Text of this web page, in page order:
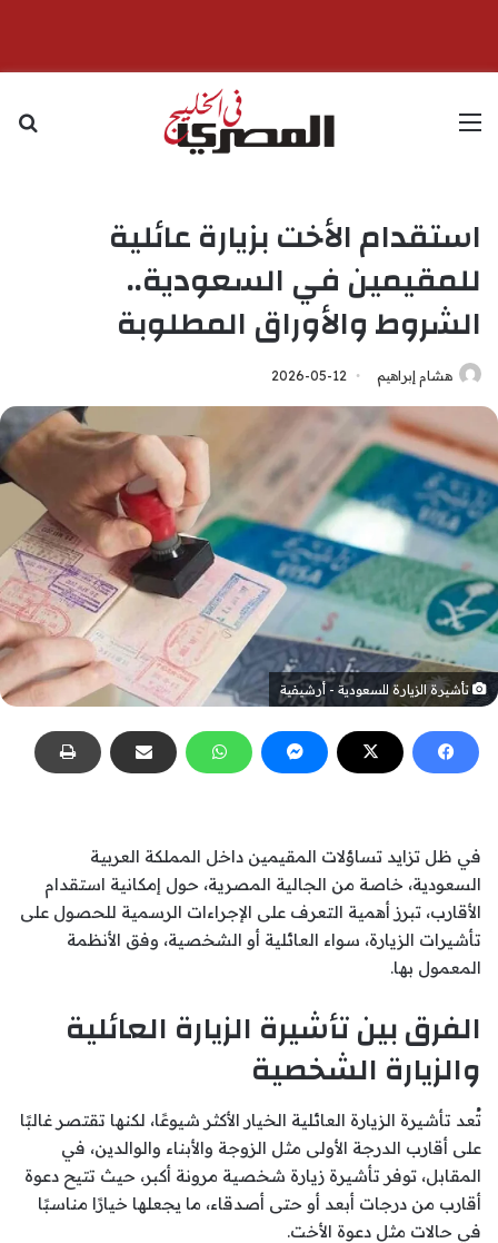
القائمة
استقدام الأخت بزيارة عائلية
للمقيمين في السعودية..
الشروط والأوراق المطلوبة
هشام إبراهيم 2026-05-12
تأشيرة الزيارة للسعودية - أرشيفية
في ظل تزايد تساؤلات المقيمين داخل المملكة العربية
السعودية، خاصة من الجالية المصرية، حول إمكانية استقدام
الأقارب، تبرز أهمية التعرف على الإجراءات الرسمية للحصول على
تأشيرات الزيارة، سواء العائلية أو الشخصية، وفق الأنظمة
المعمول بها.
الفرق بين تأشيرة الزيارة العائلية
والزيارة الشخصية
تُعد تأشيرة الزيارة العائلية الخيار الأكثر شيوعًا، لكنها تقتصر غالبًا
على أقارب الدرجة الأولى مثل الزوجة والأبناء والوالدين، في
المقابل، توفر تأشيرة زيارة شخصية مرونة أكبر، حيث تتيح دعوة
أقارب من درجات أبعد أو حتى أصدقاء، ما يجعلها خيارًا مناسبًا
في حالات مثل دعوة الأخت.